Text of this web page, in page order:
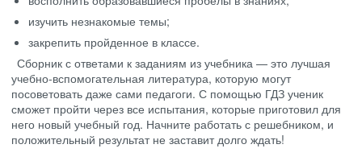
изучить незнакомые темы;
закрепить пройденное в классе.
Сборник с ответами к заданиям из учебника — это лучшая
учебно-вспомогательная литература, которую могут
посоветовать даже сами педагоги. С помощью ГДЗ ученик
сможет пройти через все испытания, которые приготовил для
него новый учебный год. Начните работать с решебником, и
положительный результат не заставит долго ждать!